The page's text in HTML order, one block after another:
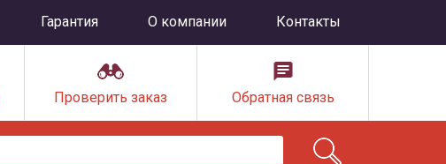
Гарантия О компании Контакты
Проверить заказ Обратная связь